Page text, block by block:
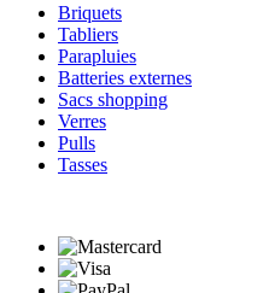
Briquets
Tabliers
Parapluies
Batteries externes
Sacs shopping
Verres
Pulls
Tasses